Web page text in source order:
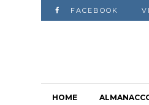
FACEBOOK
HOME